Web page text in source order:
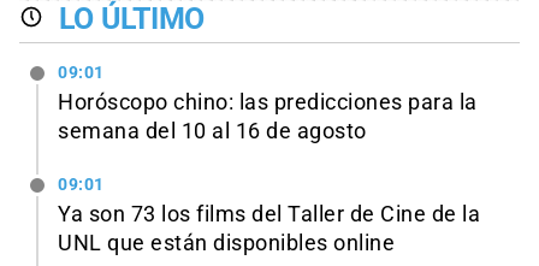
LO ÚLTIMO
09:01
Horóscopo chino: las predicciones para la
semana del 10 al 16 de agosto
09:01
Ya son 73 los films del Taller de Cine de la
UNL que están disponibles online